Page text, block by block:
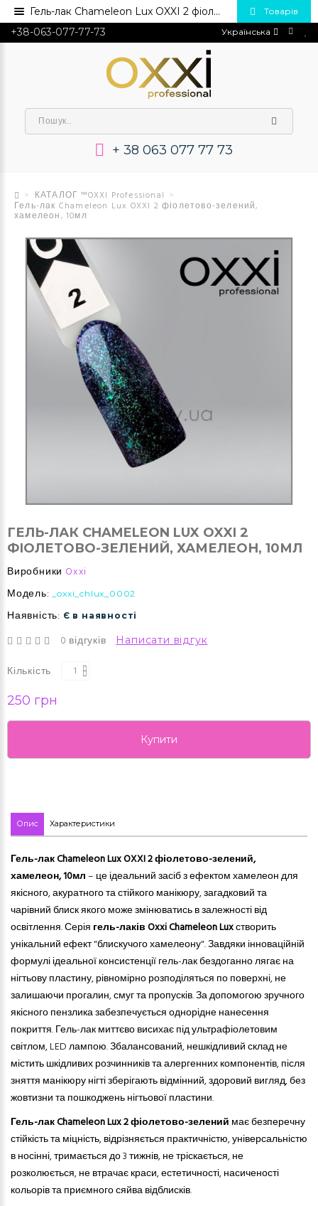
+38-063-077-77-73 Українська
+ 38 063 077 77 73
Товарів
КАТАЛОГ ™OXXI Professional
Гель-лак Chameleon Lux OXXI 2 фіолетово-зелений,
хамелеон, 10мл
ГЕЛЬ-ЛАК CHAMELEON LUX OXXI 2
ФІОЛЕТОВО-ЗЕЛЕНИЙ, ХАМЕЛЕОН, 10МЛ
Виробники Oxxi
Модель:
_oxxi_chlux_0002
Наявність: Є в наявності
0 відгуків Написати відгук
Кількість
250 грн
Купити
Опис Характеристики
Гель-лак Chameleon Lux OXXI 2 фіолетово-зелений,
хамелеон, 10мл– цеідеальний засіб з ефектом хамелеон для
якісного, акуратноготастійкого манікюру, загадковий та
чарівний блиск якого може змінюватись в залежності від
освітлення. Серія гель-лаків Oxxi Chameleon Luxстворить
унікальний ефект "блискучого хамелеону". Завдяки інноваційній
формулі ідеальної консистенції гель-лак бездоганно лягає на
нігтьову пластину, рівномірно розподіляться по поверхні, не
залишаючи прогалин, смугтапропусків. За допомогою зручного
якісного пензлика забезпечується однорідне нанесення
покриття. Гель-лак миттєво висихає під ультрафіолетовим
світлом, LED лампою. Збалансований, нешкідливий склад не
містить шкідливих розчинниківтаалергенних компонентів, після
зняття манікюру нігті зберігають відмінний, здоровий вигляд, без
жовтизни та пошкоджень нігтьової пластини.
Гель-лак Chameleon Lux 2 фіолетово-зелений має безперечну
стійкістьтаміцність, відрізняється практичністю, універсальністю
в носінні, тримається до 3 тижнів, не тріскається, не
розколюється, не втрачає краси, естетичності, насиченості
кольорівтаприємного сяйва відблисків.
Гель-лак Chameleon Lux OXXI 2 фіолетово-зелений, хамелеон, 10мл💅 Купити в Україні опт та роздріб